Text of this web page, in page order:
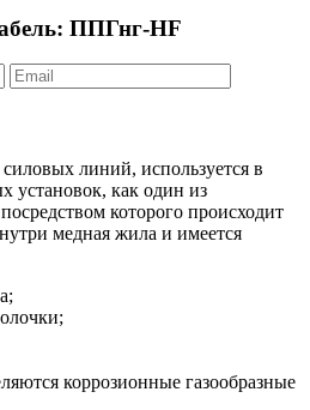
ППГнг-HF
линий, используется в
установок, как один из
которого происходит
медная жила и имеется
коррозионные газообразные